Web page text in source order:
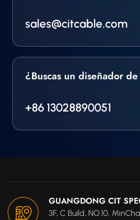
sales@citcable.com
¿Buscas un diseñador
+86 13028890051
GUANGDONG CIT
3F, C Build, NO.10,